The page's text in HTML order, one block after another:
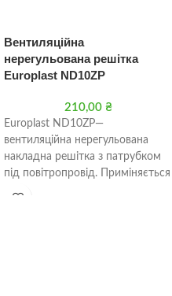
Вентиляційна
нерегульована решітка
Europlast ND10ZP
210,00 ₴
Europlast ND10ZP—
вентиляційна нерегульована
накладна решітка з патрубком
під повітропровід. Приміняється